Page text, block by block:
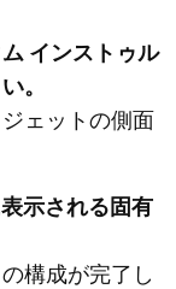
インストゥル
。
ェットの側面
示される固有
構成が完了し